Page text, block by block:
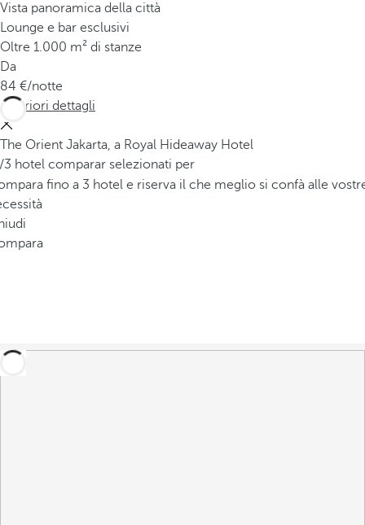
Vista panoramica della città
Lounge e bar esclusivi
Oltre 1.000 m² di stanze
Da
84
/notte
Ulteriori dettagli
The Orient Jakarta, a Royal Hideaway Hotel
/3 hotel comparar selezionati per
fino a 3 hotel e riserva il che meglio si confà alle